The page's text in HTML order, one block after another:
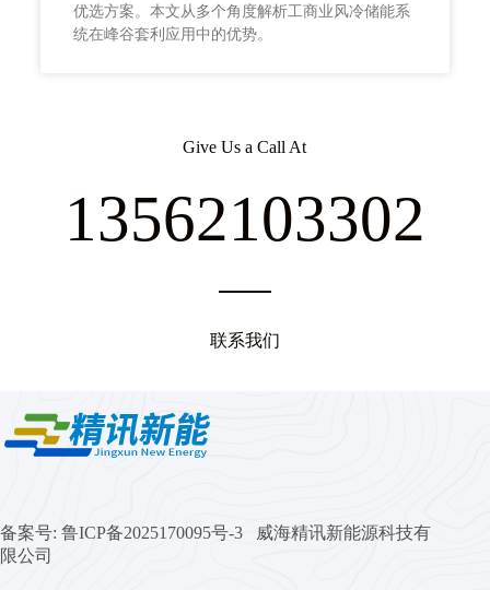
优选方案。本文从多个角度解析工商业风冷储能系
统在峰谷套利应用中的优势。
Give Us a Call At
13562103302
联系我们
备案号: 鲁ICP备2025170095号-3 威海精讯新能源科技有
限公司